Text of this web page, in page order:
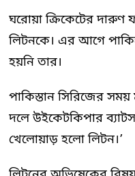
ঘরোয়া ক্রিকেটের দারুণ
লিটনকে। এর আগে
হয়নি তার।
পাকিস্তান সিরিজের
দলে উইকেটকিপার
খেলোয়াড় হলো লিটন।’